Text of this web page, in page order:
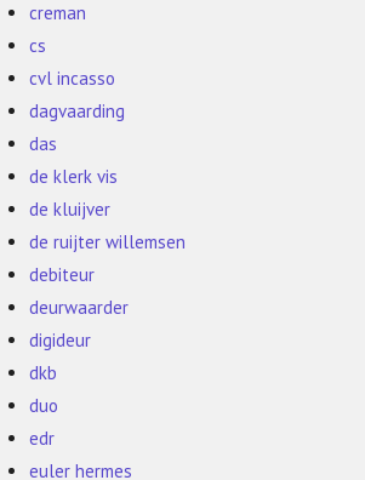
creman
cs
cvl incasso
dagvaarding
das
de klerk vis
de kluijver
de ruijter willemsen
debiteur
deurwaarder
digideur
dkb
duo
edr
euler hermes